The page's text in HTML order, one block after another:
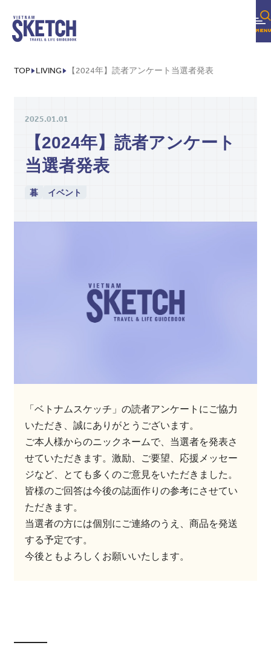
TOP LIVING 【2024年】読者アンケート当選者発表
2025.01.01
【2024年】読者アンケート
当選者発表
暮 イベント
「ベトナムスケッチ」の読者アンケートにご協力
いただき、誠にありがとうございます。
ご本人様からのニックネームで、当選者を発表さ
せていただきます。激励、ご要望、応援メッセー
ジなど、とても多くのご意見をいただきました。
皆様のご回答は今後の誌面作りの参考にさせてい
ただきます。
当選者の方には個別にご連絡のうえ、商品を発送
する予定です。
今後ともよろしくお願いいたします。